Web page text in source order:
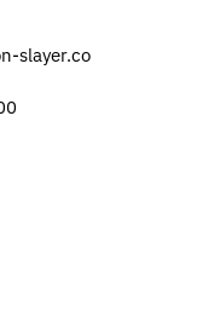
slayer.co